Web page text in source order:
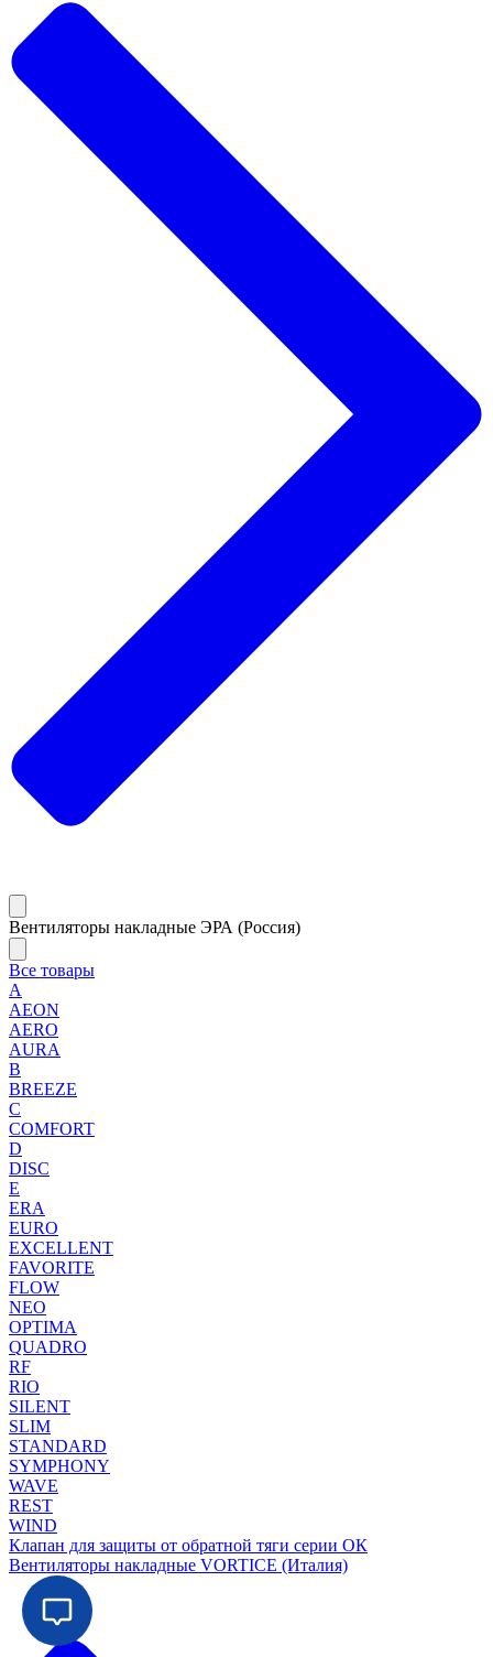
Вентиляторы накладные ЭРА (Россия)
Все товары
A
AEON
AERO
AURA
B
BREEZE
C
COMFORT
D
DISC
E
ERA
EURO
EXCELLENT
FAVORITE
FLOW
NEO
OPTIMA
QUADRO
RF
RIO
SILENT
SLIM
STANDARD
SYMPHONY
WAVE
REST
WIND
Клапан для защиты от обратной тяги серии ОК
Вентиляторы накладные VORTICE (Италия)